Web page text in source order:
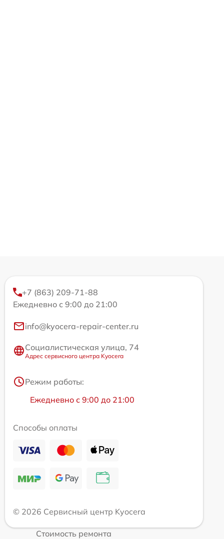
+7 (863) 209-71-88
Ежедневно с 9:00 до 21:00
info@kyocera-repair-center.ru
Социалистическая улица, 74
Адрес сервисного центра Kyocera
Режим работы:
Ежедневно с 9:00 до 21:00
Способы оплаты
© 2026 Сервисный центр Kyocera
Стоимость ремонта